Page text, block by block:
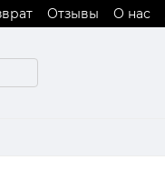
Отзывы О нас